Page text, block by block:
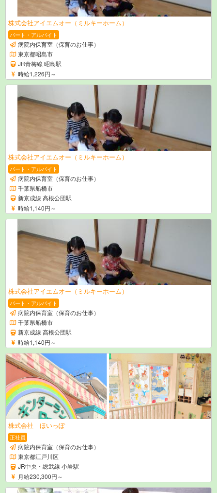
株式会社アイエムオー（ミルキーホーム）
パート・アルバイト
病院内保育室（保育のお仕事）
東京都昭島市
JR青梅線 昭島駅
時給1,226円～
株式会社アイエムオー（ミルキーホーム）
パート・アルバイト
病院内保育室（保育のお仕事）
千葉県船橋市
新京成線 高根公団駅
時給1,140円～
株式会社アイエムオー（ミルキーホーム）
パート・アルバイト
病院内保育室（保育のお仕事）
千葉県船橋市
新京成線 高根公団駅
時給1,140円～
株式会社 ほいっぽ
正社員
病院内保育室（保育のお仕事）
東京都江戸川区
JR中央・総武線 小岩駅
月給230,300円～